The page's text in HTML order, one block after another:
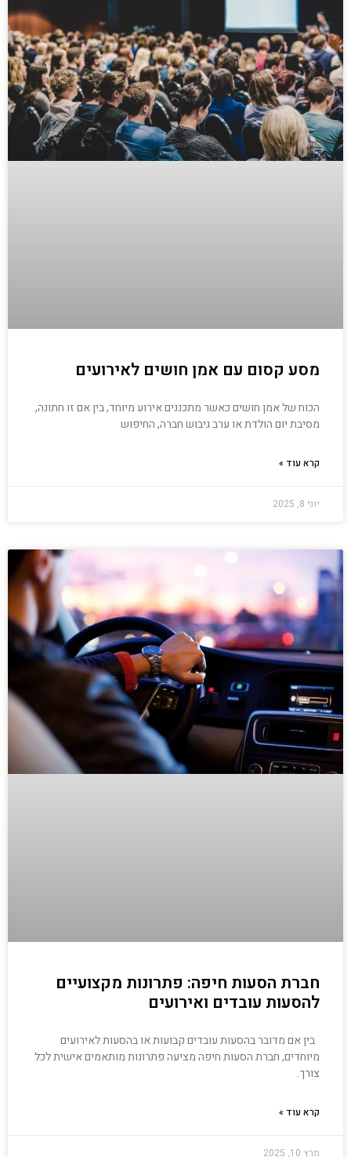
מסע קסום עם אמן חושים לאירועים
הכוח של אמן חושים כאשר מתכננים אירוע מיוחד, בין אם זו חתונה,
מסיבת יום הולדת או ערב גיבוש חברה, החיפוש
קרא עוד »
יוני 8, 2025
חברת הסעות חיפה: פתרונות מקצועיים
להסעות עובדים ואירועים
בין אם מדובר בהסעות עובדים קבועות או בהסעות לאירועים
מיוחדים, חברת הסעות חיפה מציעה פתרונות מותאמים אישית לכל
צורך.
קרא עוד »
מרץ 10, 2025